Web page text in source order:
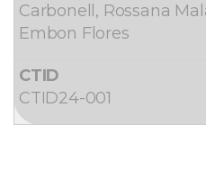
Carbonell, Rossana
Embon Flores
CTID24-001